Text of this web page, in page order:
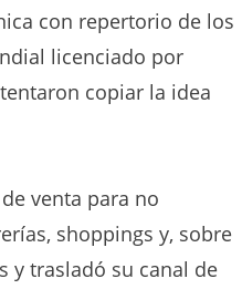
con repertorio de los
licenciado por
copiar la idea
venta para no
shoppings y, sobre
y trasladó su canal de